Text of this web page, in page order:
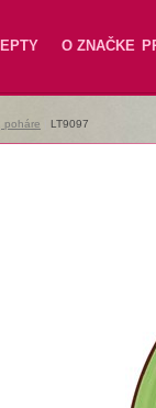
O ZNAČKE
poháre LT9097